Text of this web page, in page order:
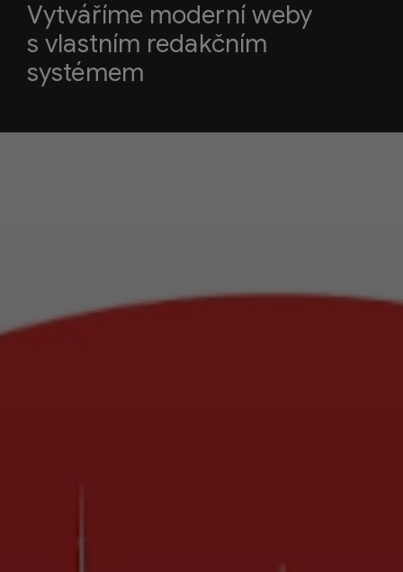
Vytváříme moderní weby
s vlastním redakčním
systémem